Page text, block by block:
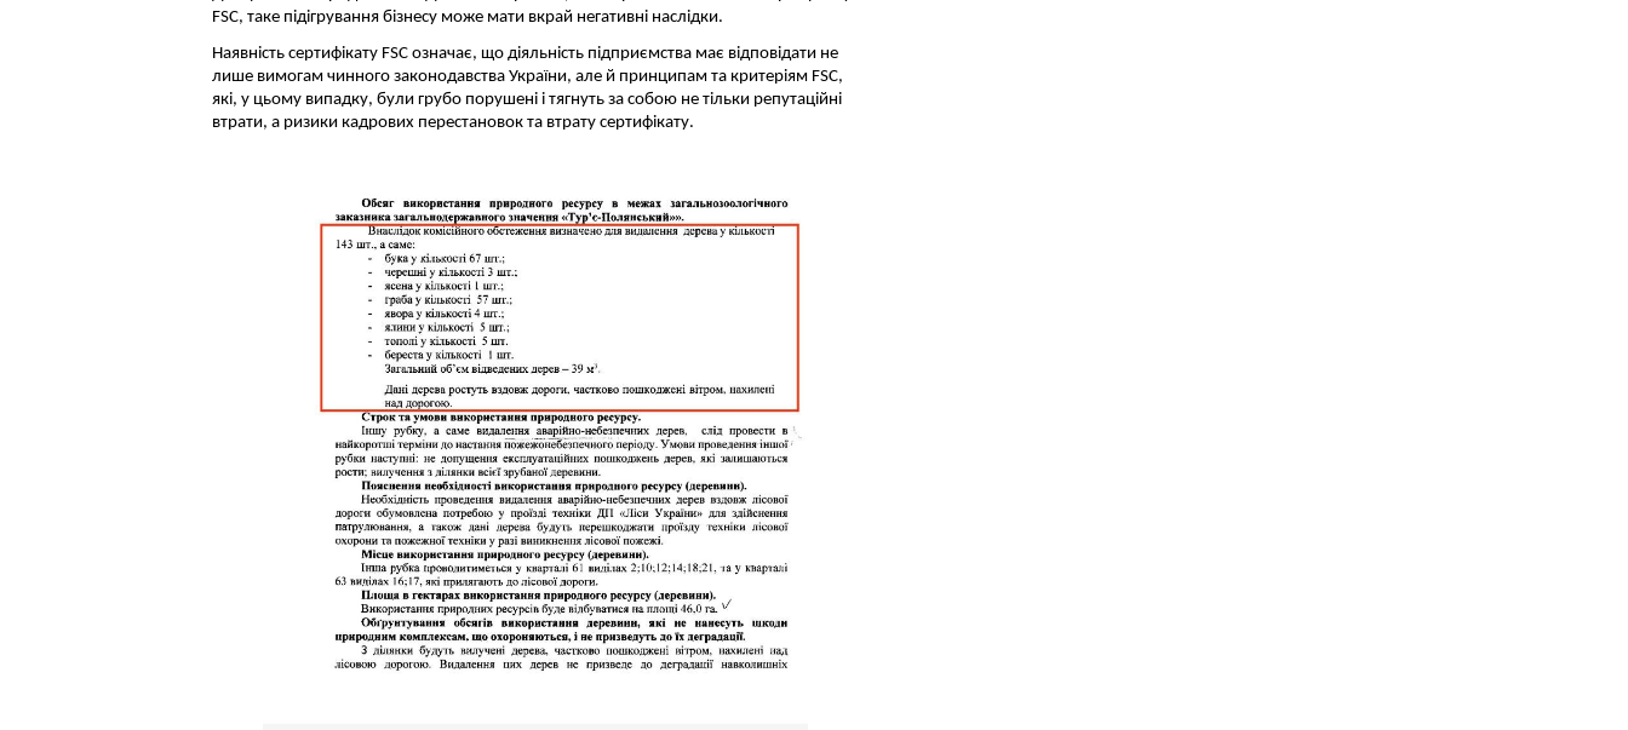
FSC, таке підігрування бізнесу може мати вкрай негативні наслідки.
Наявність сертифікату FSC означає, що діяльність підприємства має відповідати не
лише вимогам чинного законодавства України, але й принципам та критеріям FSC,
які, у цьому випадку, були грубо порушені і тягнуть за собою не тільки репутаційні
втрати, а ризики кадрових перестановок та втрату сертифікату.